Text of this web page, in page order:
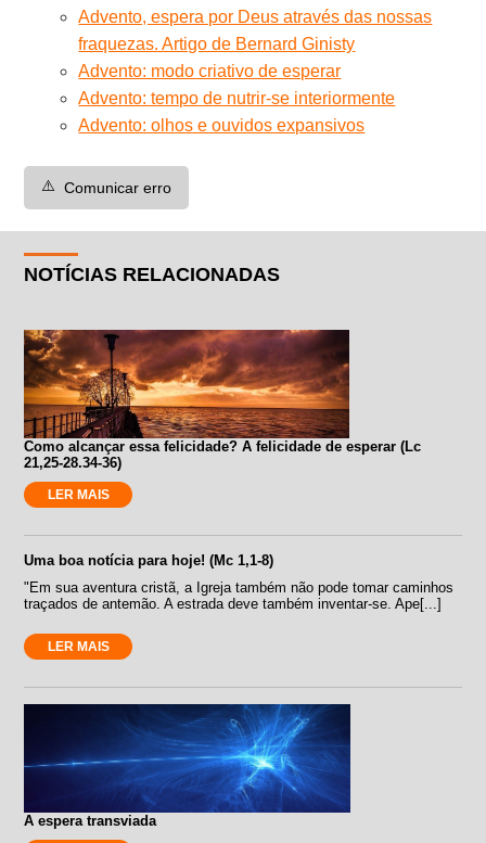
Advento, espera por Deus através das nossas
fraquezas. Artigo de Bernard Ginisty
Advento: modo criativo de esperar
Advento: tempo de nutrir-se interiormente
Advento: olhos e ouvidos expansivos
⚠️ Comunicar erro
NOTÍCIAS RELACIONADAS
Como alcançar essa felicidade? A felicidade de esperar (Lc
21,25-28.34-36)
LER MAIS
Uma boa notícia para hoje! (Mc 1,1-8)
"Em sua aventura cristã, a Igreja também não pode tomar caminhos
traçados de antemão. A estrada deve também inventar-se. Ape[...]
LER MAIS
A espera transviada